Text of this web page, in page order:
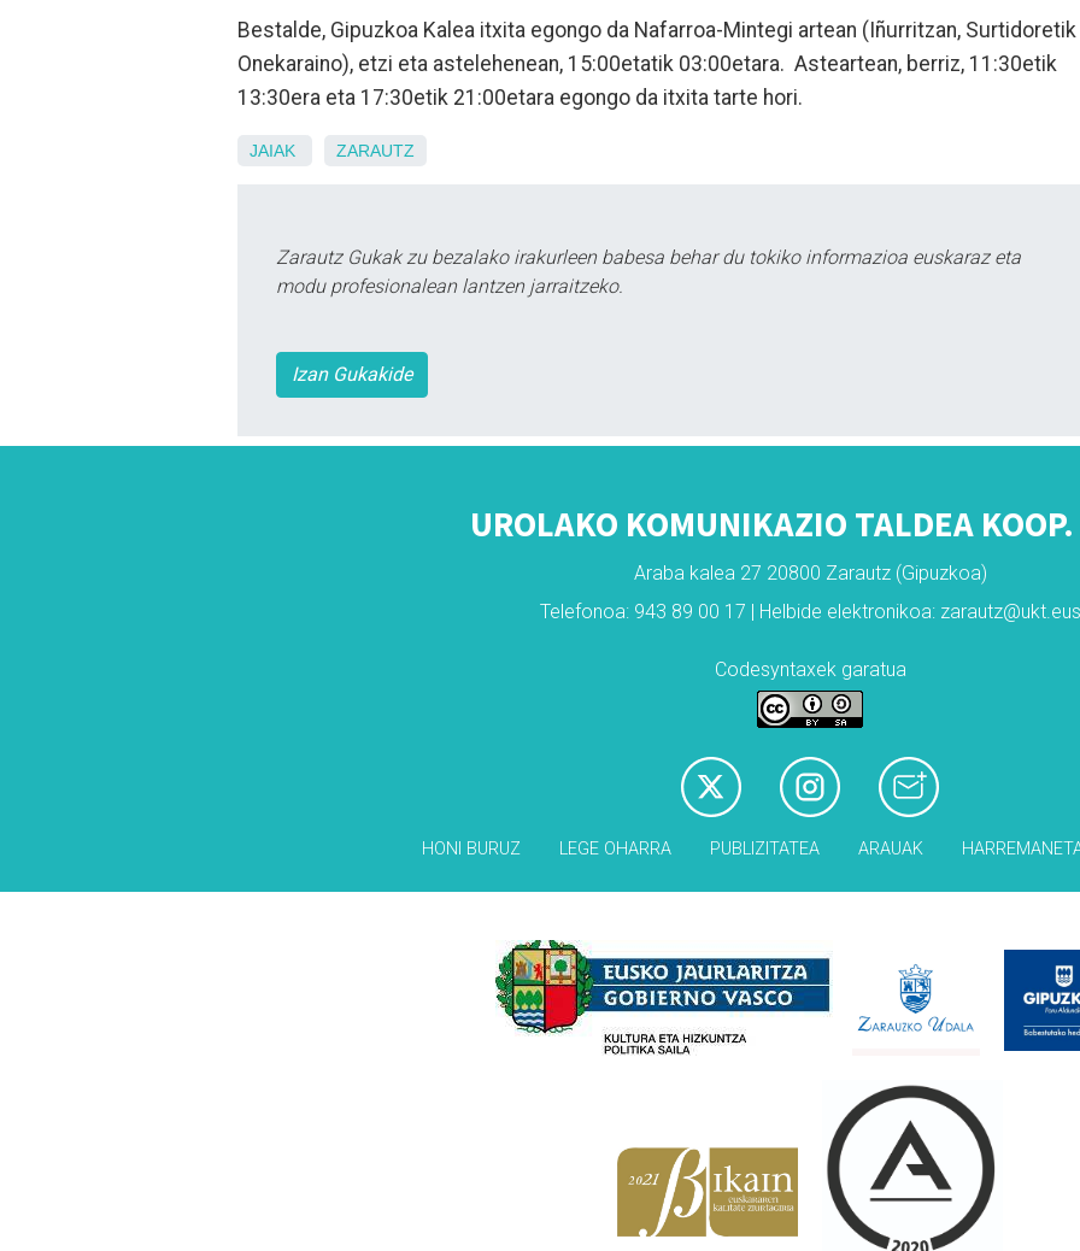
Bestalde, Gipuzkoa Kalea itxita egongo da Nafarroa-Mintegi artean (Iñurritzan, Surtidoretik
Onekaraino), etzi eta astelehenean, 15:00etatik 03:00etara. Asteartean, berriz, 11:30etik
13:30era eta 17:30etik 21:00etara egongo da itxita tarte hori.
JAIAK ZARAUTZ
Zarautz Gukak zu bezalako irakurleen babesa behar du tokiko informazioa euskaraz eta
modu profesionalean lantzen jarraitzeko.
Izan Gukakide
UROLAKO KOMUNIKAZIO TALDEA
Araba kalea 27 20800 Zarautz (Gipuzkoa)
Telefonoa: 943 89 00 17 | Helbide elektronikoa: zarautz@ukt.eus
Codesyntaxek garatua
HONI BURUZ LEGE OHARRA PUBLIZITATEA ARAUAK